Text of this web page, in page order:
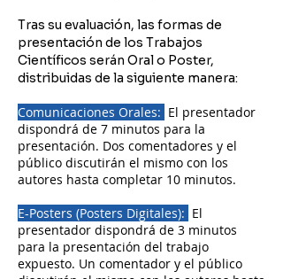
Tras su evaluación, las formas de
presentación de los Trabajos
Científicos serán Oral o Poster,
distribuidas de la siguiente manera:
Comunicaciones Orales: El presentador
dispondrá de 7 minutos para la
presentación. Dos comentadores y el
público discutirán el mismo con los
autores hasta completar 10 minutos.
E-Posters (Posters Digitales): El
presentador dispondrá de 3 minutos
para la presentación del trabajo
expuesto. Un comentador y el público